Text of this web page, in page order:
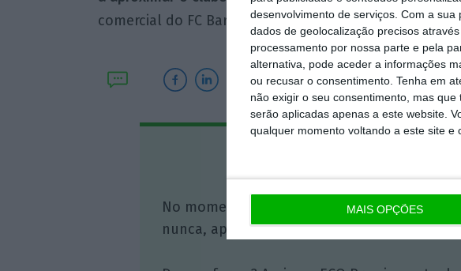
desenvolvimento de serviços. Com a sua
dados de geolocalização precisos
processamento por nossa parte e pela
alternativa, pode aceder a informações
ou recusar o consentimento. Tenha em
não exigir o seu consentimento, mas
serão aplicadas apenas a este website.
qualquer momento voltando a este site e
MAIS OPÇÕES
comercial do FC Barcelona, citado na nota de
No momento em que a informação é mais
nunca, apoie o jornalismo independente e